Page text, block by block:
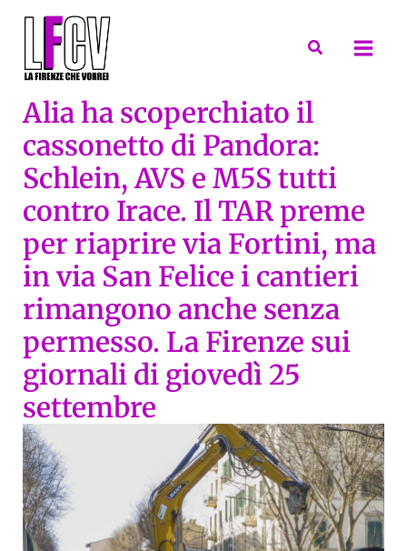
Cerca
Alia ha scoperchiato il
cassonetto di Pandora:
Schlein, AVS e M5S tutti
contro Irace. Il TAR preme
per riaprire via Fortini, ma
in via San Felice i cantieri
rimangono anche senza
permesso. La Firenze sui
giornali di giovedì 25
settembre